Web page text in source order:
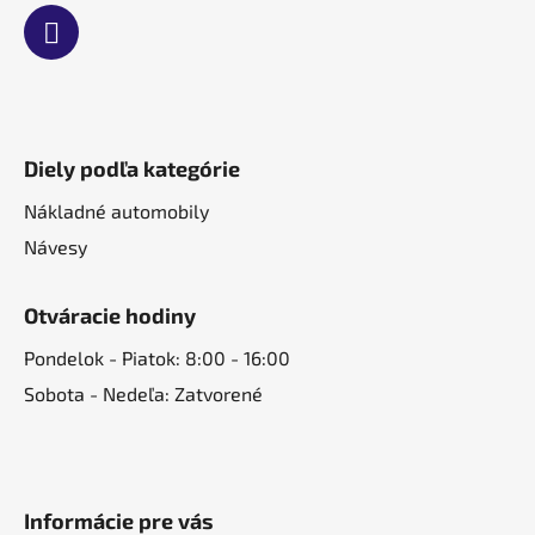
Diely podľa kategórie
Nákladné automobily
Návesy
Otváracie hodiny
Pondelok - Piatok: 8:00 - 16:00
Sobota - Nedeľa: Zatvorené
Informácie pre vás